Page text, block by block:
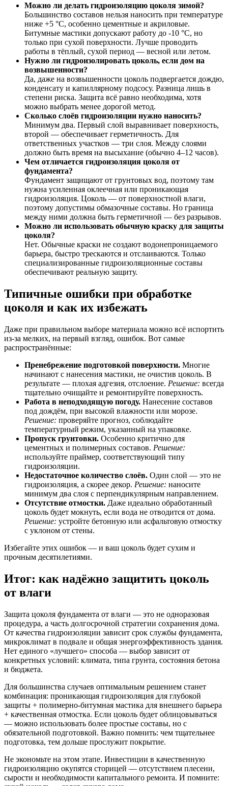
Можно ли делать гидроизоляцию цоколя зимой?
Большинство составов нельзя наносить при температуре
ниже +5 °C, особенно цементные и акриловые.
Битумные мастики допускают работу до -10 °C, но
только при сухой поверхности. Лучше проводить
работы в тёплый, сухой период — весной или летом.
Нужно ли гидроизолировать цоколь, если дом на
возвышенности?
Да, даже на возвышенности цоколь подвергается дождю,
конденсату и капиллярному подсосу. Разница лишь в
степени риска. Защита всё равно необходима, хотя
можно выбрать менее дорогой метод.
Сколько слоёв гидроизоляции нужно наносить?
Минимум два. Первый слой выравнивает поверхность,
второй — обеспечивает герметичность. Для
ответственных участков — три слоя. Между слоями
должно быть время на высыхание (обычно 4–12 часов).
Чем отличается гидроизоляция цоколя от
фундамента?
Фундамент защищают от грунтовых вод, поэтому там
нужна усиленная оклеечная или проникающая
гидроизоляция. Цоколь — от поверхностной влаги,
поэтому допустимы обмазочные составы. Но граница
между ними должна быть герметичной — без разрывов.
Можно ли использовать обычную краску для защиты
цоколя?
Нет. Обычные краски не создают водонепроницаемого
барьера, быстро трескаются и отслаиваются. Только
специализированные гидроизоляционные составы
обеспечивают реальную защиту.
Типичные ошибки при обработке
цоколя и как их избежать
Даже при правильном выборе материала можно всё испортить
из-за мелких, на первый взгляд, ошибок. Вот самые
распространённые:
Пренебрежение подготовкой поверхности. Многие
начинают с нанесения мастики, не очистив цоколь. В
результате — плохая адгезия, отслоение. Решение: всегда
тщательно очищайте и ремонтируйте поверхность.
Работа в неподходящую погоду. Нанесение составов
под дождём, при высокой влажности или морозе.
Решение: проверяйте прогноз, соблюдайте
температурный режим, указанный на упаковке.
Пропуск грунтовки. Особенно критично для
цементных и полимерных составов. Решение:
используйте праймер, соответствующий типу
гидроизоляции.
Недостаточное количество слоёв. Один слой — это не
гидроизоляция, а скорее декор. Решение: наносите
минимум два слоя с перпендикулярным направлением.
Отсутствие отмостки. Даже идеально обработанный
цоколь будет мокнуть, если вода не отводится от дома.
Решение: устройте бетонную или асфальтовую отмостку
с уклоном от стены.
Избегайте этих ошибок — и ваш цоколь будет сухим и
прочным десятилетиями.
Итог: как надёжно защитить цоколь
от влаги
Защита цоколя фундамента от влаги — это не одноразовая
процедура, а часть долгосрочной стратегии сохранения дома.
От качества гидроизоляции зависит срок службы фундамента,
микроклимат в подвале и общая энергоэффективность здания.
Нет единого «лучшего» способа — выбор зависит от
конкретных условий: климата, типа грунта, состояния бетона
и бюджета.
Для большинства случаев оптимальным решением станет
комбинация: проникающая гидроизоляция для глубокой
защиты + полимерно-битумная мастика для внешнего барьера
+ качественная отмостка. Если цоколь будет облицовываться
— можно использовать более простые составы, но с
обязательной подготовкой. Важно помнить: чем тщательнее
подготовка, тем дольше прослужит покрытие.
Не экономьте на этом этапе. Инвестиции в качественную
гидроизоляцию окупятся сторицей — отсутствием плесени,
сырости и необходимости капитального ремонта. И помните: